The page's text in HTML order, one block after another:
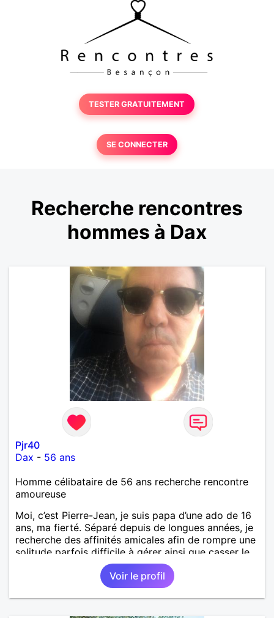
TESTER GRATUITEMENT
SE CONNECTER
Recherche rencontres
hommes à Dax
Pjr40
Dax - 56 ans
Homme célibataire de 56 ans recherche rencontre
amoureuse
Moi, c’est Pierre-Jean, je suis papa d’une ado de 16
ans, ma fierté. Séparé depuis de longues années, je
recherche des affinités amicales afin de rompre une
solitude parfois difficile à gérer ainsi que casser le
vague à l’âme. L’amitié reste extrêmement
importante à mes yeux mais peut se décliner en des
sentiments plus puissants. « Le temps fera son
œuvre » disait Arthur Schopenhauer, philosophe
Voir le profil